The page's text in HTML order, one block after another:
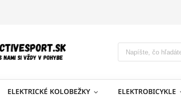
ELEKTRICKÉ KOLOBEŽKY ELEKTROBICYKLE